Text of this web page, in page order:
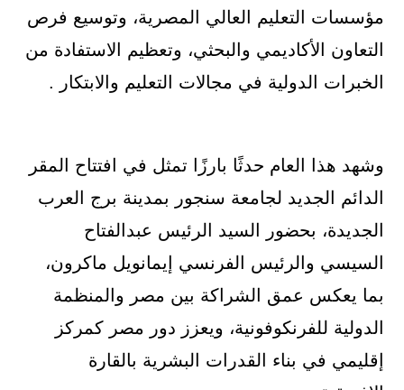
مؤسسات التعليم العالي المصرية، وتوسيع فرص
التعاون الأكاديمي والبحثي، وتعظيم الاستفادة من
الخبرات الدولية في مجالات التعليم والابتكار .
وشهد هذا العام حدثًا بارزًا تمثل في افتتاح المقر
الدائم الجديد لجامعة سنجور بمدينة برج العرب
الجديدة، بحضور السيد الرئيس عبدالفتاح
السيسي والرئيس الفرنسي إيمانويل ماكرون،
بما يعكس عمق الشراكة بين مصر والمنظمة
الدولية للفرنكوفونية، ويعزز دور مصر كمركز
إقليمي في بناء القدرات البشرية بالقارة